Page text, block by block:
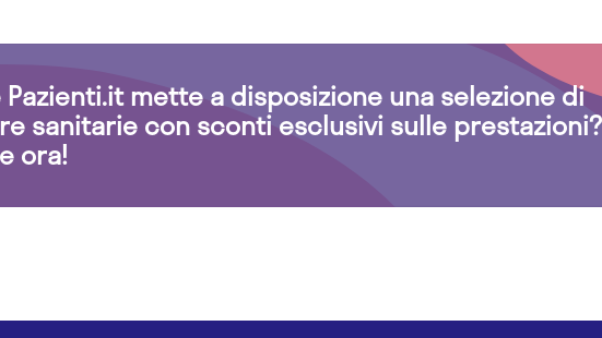
Pazienti.it mette a disposizione una selezione di
sanitarie con sconti esclusivi sulle prestazioni?
ora!